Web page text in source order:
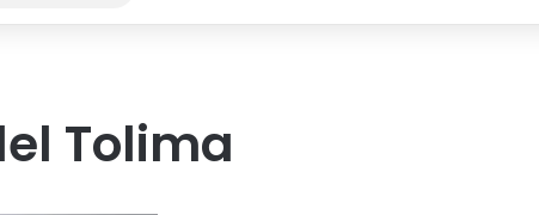
sobre
Tolima